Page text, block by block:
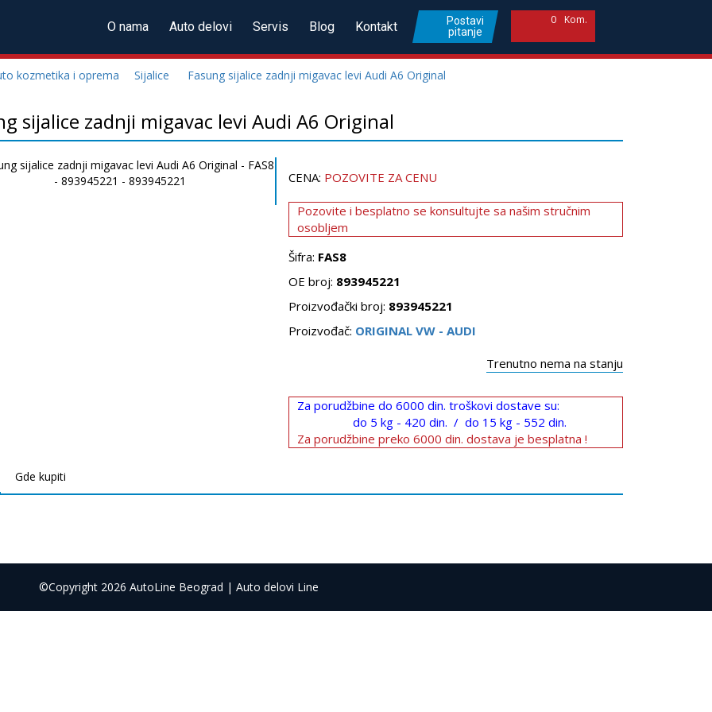
O nama Auto delovi Servis Blog Kontakt
Postavi
pitanje
0 Kom.
kozmetika i oprema Sijalice Fasung sijalice zadnji migavac levi Audi A6 Original
sijalice zadnji migavac levi Audi A6 Original
CENA: POZOVITE ZA CENU
Pozovite i besplatno se konsultujte sa našim stručnim
osobljem
Šifra: FAS8
OE broj: 893945221
Proizvođački broj: 893945221
Proizvođač: ORIGINAL VW - AUDI
Trenutno nema na stanju
Za porudžbine do 6000 din. troškovi dostave su:
do 5 kg - 420 din. / do 15 kg - 552 din.
Za porudžbine preko 6000 din. dostava je besplatna !
Gde kupiti
©Copyright 2026 AutoLine Beograd | Auto delovi Line